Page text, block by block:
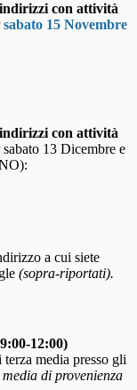
con attività
sabato 15 Novembre
con attività
sabato 13 Dicembre e
a cui siete
(sopra-riportati).
12:00)
media presso gli
di provenienza